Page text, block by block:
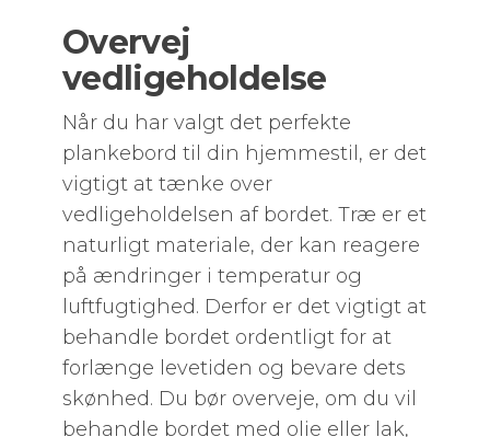
Overvej
vedligeholdelse
Når du har valgt det perfekte
plankebord til din hjemmestil, er det
vigtigt at tænke over
vedligeholdelsen af bordet. Træ er et
naturligt materiale, der kan reagere
på ændringer i temperatur og
luftfugtighed. Derfor er det vigtigt at
behandle bordet ordentligt for at
forlænge levetiden og bevare dets
skønhed. Du bør overveje, om du vil
behandle bordet med olie eller lak,